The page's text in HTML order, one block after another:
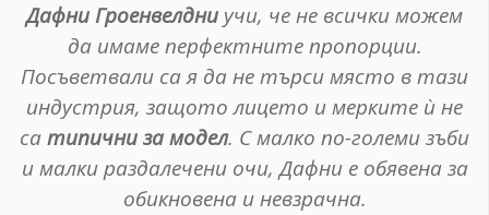
Дафни Гроенвелдни учи, че не всички можем
да имаме перфектните пропорции.
Посъветвали са я да не търси място в тази
индустрия, защото лицето и мерките ѝ не
сатипични за модел. С малко по-големи зъби
и малки раздалечени очи, Дафни е обявена за
обикновена и невзрачна.